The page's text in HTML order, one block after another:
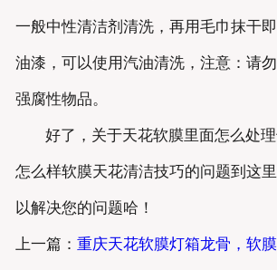
一般中性清洁剂清洗，再用毛巾抹干
油漆，可以使用汽油清洗，注意：请
强腐性物品。
好了，关于天花软膜里面怎么处
怎么样软膜天花清洁技巧的问题到这
以解决您的问题哈！
上一篇： 重庆天花软膜灯箱龙骨，软